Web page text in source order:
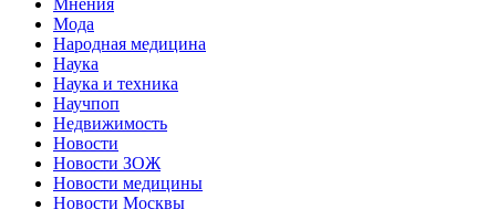
Мода
Народная медицина
Наука
Наука и техника
Научпоп
Недвижимость
Новости
Новости ЗОЖ
Новости медицины
Новости Москвы